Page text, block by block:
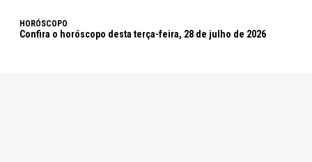
HORÓSCOPO
Confira o horóscopo desta terça-feira, 28 de julho de 2026